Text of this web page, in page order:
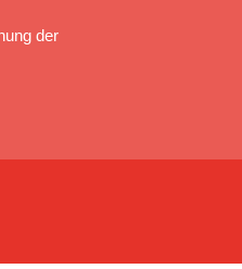
der